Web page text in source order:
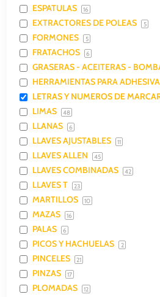
ESPATULAS 16
EXTRACTORES DE POLEAS 5
FORMONES 5
FRATACHOS 6
GRASERAS - ACEITERAS -
HERRAMIENTAS PARA
LETRAS Y NUMEROS DE
LIMAS 48
LLANAS 6
LLAVES AJUSTABLES 11
LLAVES ALLEN 45
LLAVES COMBINADAS 42
LLAVES T 23
MARTILLOS 10
MAZAS 16
PALAS 6
PICOS Y HACHUELAS 2
PINCELES 21
PINZAS 17
PLOMADAS 12